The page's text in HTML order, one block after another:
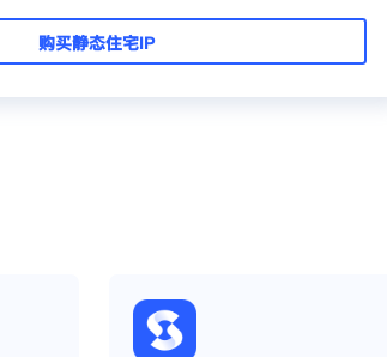
购买静态住宅IP